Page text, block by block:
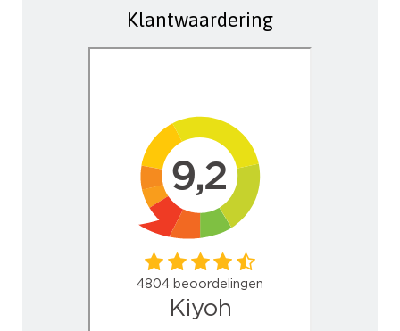
Klantwaardering